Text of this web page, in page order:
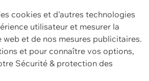
cookies et d'autres technologies
utilisateur et mesurer la
et de nos mesures publicitaires.
et pour connaître vos options,
Sécurité & protection des